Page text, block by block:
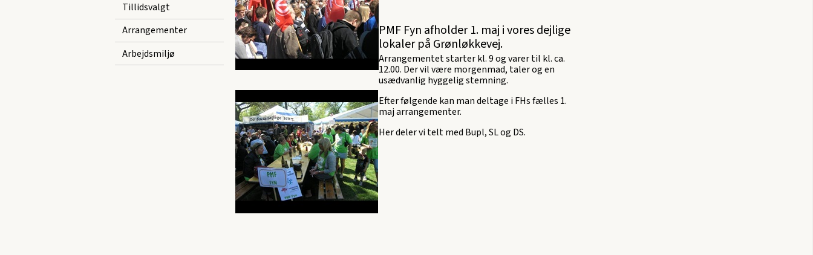
Tillidsvalgt
Arrangementer
Arbejdsmiljø
PMF Fyn afholder 1. maj i vores dejlige
lokaler på Grønløkkevej.
Arrangementet starter kl. 9 og varer til kl. ca.
12.00. Der vil være morgenmad, taler og en
usædvanlig hyggelig stemning.
Efter følgende kan man deltage i FHs fælles 1.
maj arrangementer.
Her deler vi telt med Bupl, SL og DS.